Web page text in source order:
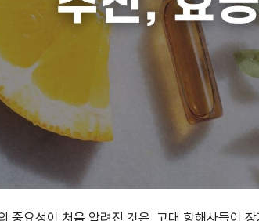
중요성이 처음 알려진 것은, 고대 항해사들이